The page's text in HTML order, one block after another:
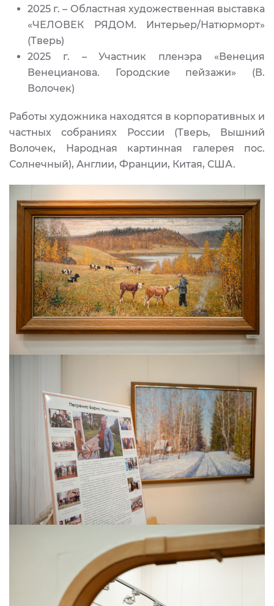
2025 г. – Областная художественная выставка
«ЧЕЛОВЕК РЯДОМ. Интерьер/Натюрморт»
(Тверь)
2025 г. – Участник пленэра «Венеция
Венецианова. Городские пейзажи» (В.
Волочек)
Работы художника находятся в корпоративных и
частных собраниях России (Тверь, Вышний
Волочек, Народная картинная галерея пос.
Солнечный), Англии, Франции, Китая, США.